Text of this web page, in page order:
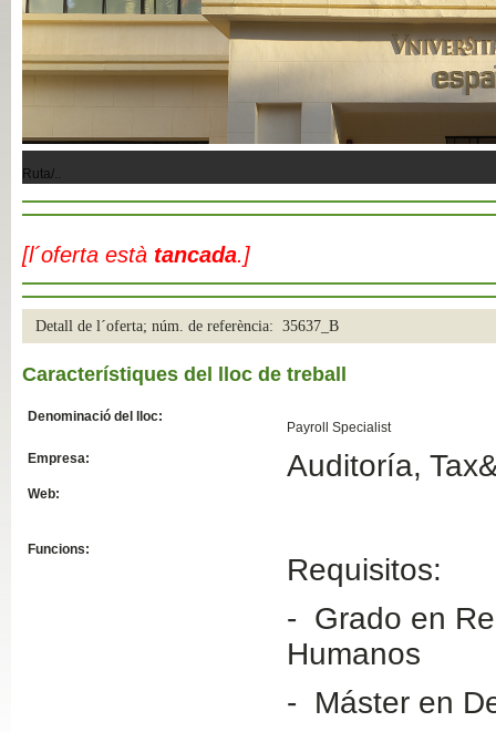
Ruta/..
[l´oferta està tancada.]
Detall de l´oferta; núm. de referència: 35637_B
Característiques del lloc de treball
Denominació del lloc:
Payroll Specialist
Empresa:
Auditoría,
Web:
Funcions:
Requisitos:
- Grado en
Humanos
- Máster en